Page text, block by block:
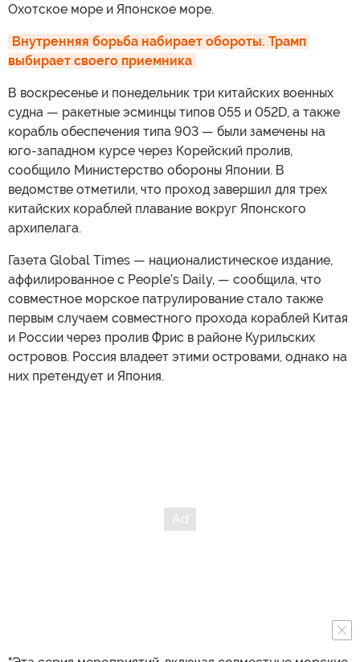
Охотское море и Японское море.
Внутренняя борьба набирает обороты. Трамп
выбирает своего приемника
В воскресенье и понедельник три китайских военных
судна — ракетные эсминцы типов 055 и 052D, а также
корабль обеспечения типа 903 — были замечены на
юго-западном курсе через Корейский пролив,
сообщило Министерство обороны Японии. В
ведомстве отметили, что проход завершил для трех
китайских кораблей плавание вокруг Японского
архипелага.
Газета Global Times — националистическое издание,
аффилированное с People’s Daily, — сообщила, что
совместное морское патрулирование стало также
первым случаем совместного прохода кораблей Китая
и России через пролив Фрис в районе Курильских
островов. Россия владеет этими островами, однако на
них претендует и Япония.